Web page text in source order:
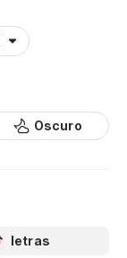
Oscuro
letras